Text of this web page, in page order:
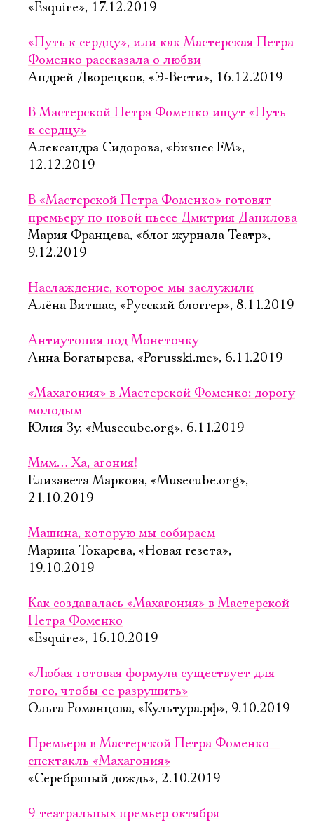
«Esquire», 17.12.2019
«Путь к сердцу», или как Мастерская Петра
Фоменко рассказала о любви
Андрей Дворецков, «Э-Вести», 16.12.2019
В Мастерской Петра Фоменко ищут «Путь
к сердцу»
Александра Сидорова, «Бизнес FM»,
12.12.2019
В «Мастерской Петра Фоменко» готовят
премьеру по новой пьесе Дмитрия Данилова
Мария Францева, «блог журнала Театр»,
9.12.2019
Наслаждение, которое мы заслужили
Алёна Витшас, «Русский блоггер», 8.11.2019
Антиутопия под Монеточку
Анна Богатырева, «Porusski.me», 6.11.2019
«Махагония» в Мастерской Фоменко: дорогу
молодым
Юлия Зу, «Musecube.org», 6.11.2019
Ммм… Ха, агония!
Елизавета Маркова, «Musecube.org»,
21.10.2019
Машина, которую мы собираем
Марина Токарева, «Новая гезета»,
19.10.2019
Как создавалась «Махагония» в Мастерской
Петра Фоменко
«Esquire», 16.10.2019
«Любая готовая формула существует для
того, чтобы ее разрушить»
Ольга Романцова, «Культура.рф», 9.10.2019
Премьера в Мастерской Петра Фоменко –
спектакль «Махагония»
«Серебряный дождь», 2.10.2019
9 театральных премьер октября